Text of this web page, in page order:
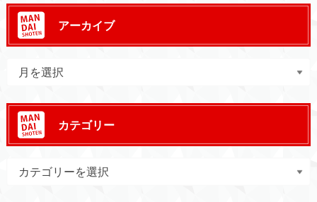
アーカイブ
カテゴリー